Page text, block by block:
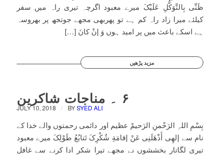
ظَنِّی بِالتَّوَکُّلِ عَلَیْکَ میرے معبود اگرچہ تیری راہ میں سفر
کیلئے میرا زاد راہ کم ہے تو پھربھی مجھے جوتجھ پر بھروسہ
ہے اسکے باعث میں پر امید ہوں وَ إنْ کانَ […]
مزید پڑھیں
۶ ۔ مناجات شاکرین
JULY 10, 2018 / BYSYED ALI
بِسْمِ اللہِ الرَحْمنِ الرَحیمْ عظیم اور دائمی رحمتوں والے خدا کے
نام سے إلھِی أَذْھَلَنِی عَنْ إقامَةِ شُکْرِکَ تَتابُعُ طَوْلِکَ میرے معبود
تیری لگاتار بخششوں نے مجھے تیرا شکر ادا کرنے سے غافل